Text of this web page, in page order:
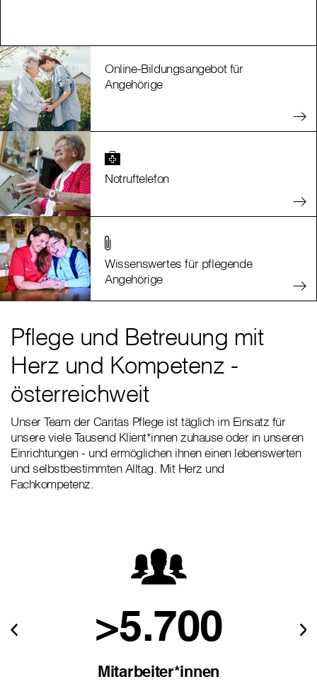
Online-Bildungsangebot für
Angehörige
Notruftelefon
Wissenswertes für pflegende
Angehörige
Pflege und Betreuung mit
Herz und Kompetenz -
österreichweit
Unser Team der Caritas Pflege ist täglich im Einsatz für
unsere viele Tausend Klient*innen zuhause oder in unseren
Einrichtungen - und ermöglichen ihnen einen lebenswerten
und selbstbestimmten Alltag. Mit Herz und
Fachkompetenz.
>5.700
Mitarbeiter*innen